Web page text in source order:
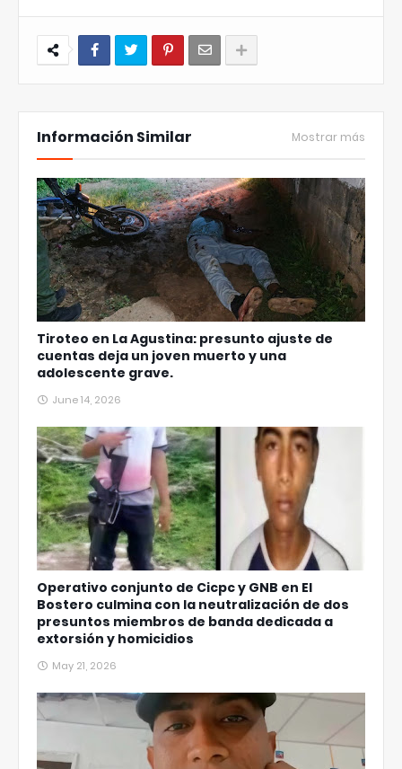
Información Similar Mostrar más
Tiroteo en La Agustina: presunto ajuste de
cuentas deja un joven muerto y una
adolescente grave.
June 14, 2026
Operativo conjunto de Cicpc y GNB en El
Bostero culmina con la neutralización de dos
presuntos miembros de banda dedicada a
extorsión y homicidios
May 21, 2026